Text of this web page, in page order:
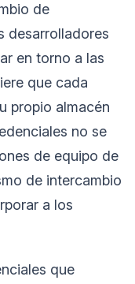
de
desarrolladores
en torno a las
que cada
propio almacén
no se
de equipo de
de intercambio
a los
que